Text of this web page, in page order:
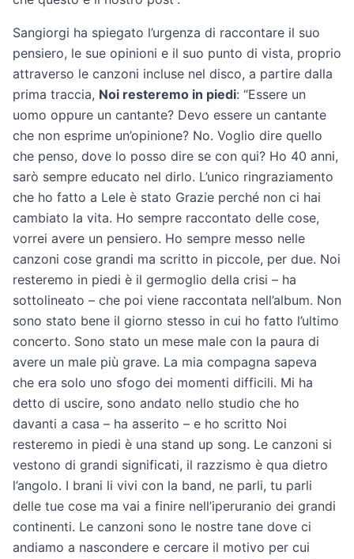
Sangiorgi ha spiegato l’urgenza di raccontare il suo
pensiero, le sue opinioni e il suo punto di vista, proprio
attraverso le canzoni incluse nel disco, a partire dalla
prima traccia, Noi resteremo in piedi: “Essere un
uomo oppure un cantante? Devo essere un cantante
che non esprime un’opinione? No. Voglio dire quello
che penso, dove lo posso dire se con qui? Ho 40 anni,
sarò sempre educato nel dirlo. L’unico ringraziamento
che ho fatto a Lele è stato Grazie perché non ci hai
cambiato la vita. Ho sempre raccontato delle cose,
vorrei avere un pensiero. Ho sempre messo nelle
canzoni cose grandi ma scritto in piccole, per due. Noi
resteremo in piedi è il germoglio della crisi – ha
sottolineato – che poi viene raccontata nell’album. Non
sono stato bene il giorno stesso in cui ho fatto l’ultimo
concerto. Sono stato un mese male con la paura di
avere un male più grave. La mia compagna sapeva
che era solo uno sfogo dei momenti difficili. Mi ha
detto di uscire, sono andato nello studio che ho
davanti a casa – ha asserito – e ho scritto Noi
resteremo in piedi è una stand up song. Le canzoni si
vestono di grandi significati, il razzismo è qua dietro
l’angolo. I brani li vivi con la band, ne parli, tu parli
delle tue cose ma vai a finire nell’iperuranio dei grandi
continenti. Le canzoni sono le nostre tane dove ci
andiamo a nascondere e cercare il motivo per cui